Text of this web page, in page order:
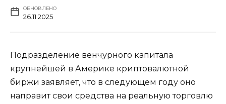
ОБНОВЛЕНО
26.11.2025
Подразделение венчурного капитала
крупнейшей в Америке криптовалютной
биржи заявляет, что в следующем году оно
направит свои средства на реальную торговлю